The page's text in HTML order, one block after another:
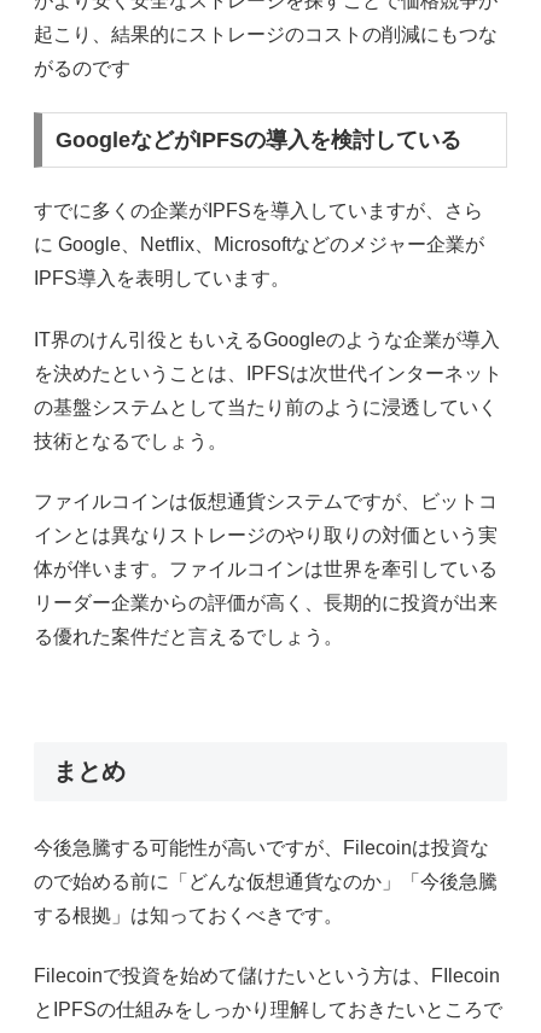
起こり、結果的にストレージのコストの削減にもつな
がるのです
GoogleなどがIPFSの導入を検討している
すでに多くの企業が IPFSを導入していますが、さら
に Google Netflix Microsoftなどのメジャー企業が
IPFS導入を表明しています。
IT界のけん引役ともいえるGoogleのような企業が導入
を決めたということは、
IPFSは次世代インターネット
の基盤システムとして当たり前のように浸透していく
技術となるでしょう。
ファイルコインは仮想通貨システムですが、ビットコ
インとは異なりストレージのやり取りの対価という実
体が伴います。ファイルコインは世界を牽引している
リーダー企業からの評価が高く、長期的に投資が出来
る優れた案件だと言えるでしょう。
まとめ
今後急騰する可能性が高いですが、Filecoinは投資な
ので始める前に「どんな仮想通貨なのか」「今後急騰
する根拠」は知っておくべきです。
Filecoinで投資を始めて儲けたいという方は、FIlecoin
とIPFSの仕組みをしっかり理解しておきたいところで